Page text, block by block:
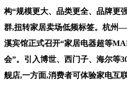
构“规模更大、品类更全、品牌更
群,扭转家居卖场低频标签。杭州
溪宾馆正式召开“家居电器超等
会”。引入博世、西门子、海尔等
舰店,一方面,消费者可体验家电互